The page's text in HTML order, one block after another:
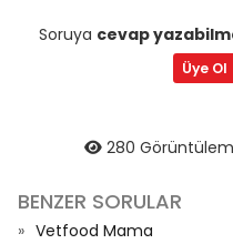
Soruya cevap
Üye Ol
280
BENZER SORULAR
Vetfood Mama